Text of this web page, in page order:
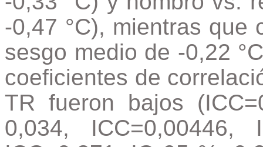
-0,47 °C), mientras que
sesgo medio de -0,22
coeficientes de
TR fueron bajos
0,034,